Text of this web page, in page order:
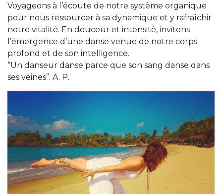
Voyageons à l’écoute de notre système organique
pour nous ressourcer à sa dynamique et y rafraîchir
notre vitalité. En douceur et intensité, invitons
l’émergence d’une danse venue de notre corps
profond et de son intelligence.
“Un danseur danse parce que son sang danse dans
ses veines”. A. P.